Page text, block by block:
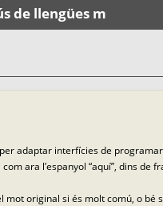
de llengües m
adaptar interfícies de
ara l’espanyol “aquí”, dins de
mot original si és molt comú, o bé